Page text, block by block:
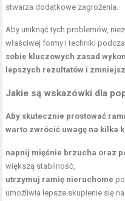
stwarza dodatkowe zagrożenia.
Aby uniknąć tych problemów,
właściwej formy i techniki
sobie kluczowych zasad
lepszych rezultatów i
Jakie są wskazówki dla
Aby skutecznie prostować
warto zwrócić uwagę na kilka
napnij mięśnie brzucha oraz
większą stabilność,
utrzymuj ramię nieruchome
umożliwia lepsze skupienie się